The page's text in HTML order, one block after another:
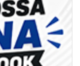
aberto para artistas e